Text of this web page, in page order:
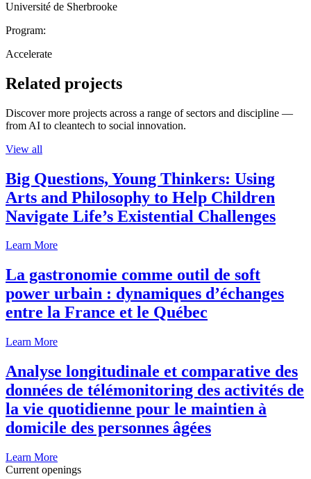
Université de Sherbrooke
Program:
Accelerate
Related projects
Discover more projects across a range of sectors and discipline —
from AI to cleantech to social innovation.
View all
Big Questions, Young Thinkers: Using
Arts and Philosophy to Help Children
Navigate Life’s Existential Challenges
Learn More
La gastronomie comme outil de soft
power urbain : dynamiques d’échanges
entre la France et le Québec
Learn More
Analyse longitudinale et comparative des
données de télémonitoring des activités de
la vie quotidienne pour le maintien à
domicile des personnes âgées
Learn More
Current openings